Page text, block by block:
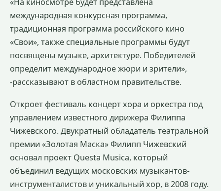
международная конкурсная программа,
традиционная программа российского кино
«Свои», также специальные программы будут
посвящены музыке, архитектуре. Победителей
определит международное жюри и зрители»,
-рассказывают в областном правительстве.
Откроет фестиваль концерт хора и оркестра под
управлением известного дирижера Филиппа
Чижевского. Двукратный обладатель театральной
премии «Золотая Маска» Филипп Чижевский
основал проект Questa Musica, который
объединил ведущих московских музыкантов-
инструменталистов и уникальный хор, в 2008 году.